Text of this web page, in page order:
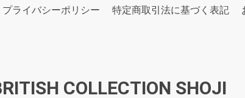
プライバシーポリシー 特定商取引法に基づく表記
COLLECTION SHOJI